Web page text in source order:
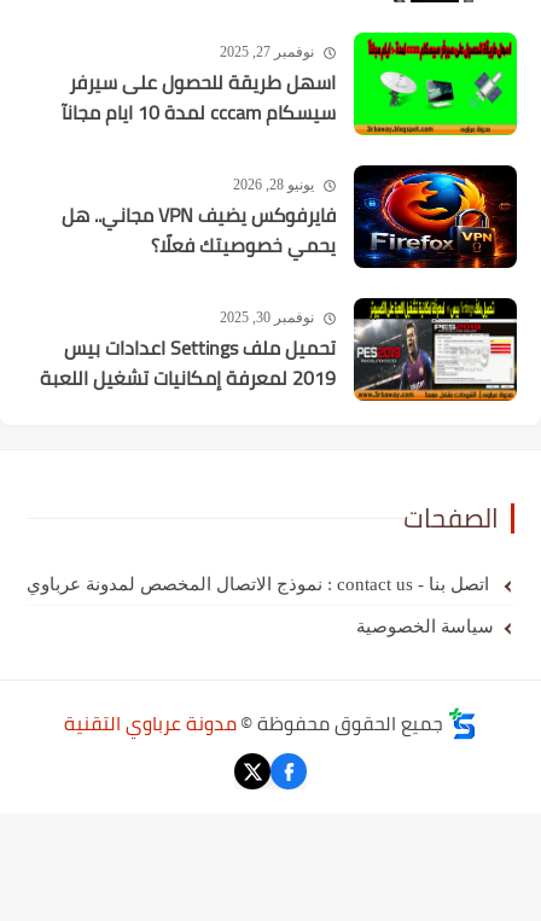
نوفمبر 27, 2025
اسهل طريقة للحصول على سيرفر
سيسكام cccam لمدة 10 ايام مجانآ
يونيو 28, 2026
فايرفوكس يضيف VPN مجاني.. هل
يحمي خصوصيتك فعلًا؟
نوفمبر 30, 2025
تحميل ملف Settings اعدادات بيس
2019 لمعرفة إمكانيات تشغيل اللعبة
الصفحات
اتصل بنا - contact us : نموذج الاتصال المخصص لمدونة عرباوي
سياسة الخصوصية
جميع الحقوق محفوظة ©مدونة عرباوي التقنية